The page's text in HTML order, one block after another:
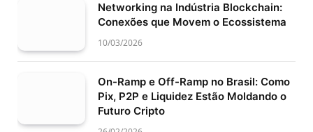
Networking na Indústria Blockchain:
Conexões que Movem o Ecossistema
10/03/2026
On-Ramp e Off-Ramp no Brasil: Como
Pix, P2P e Liquidez Estão Moldando o
Futuro Cripto